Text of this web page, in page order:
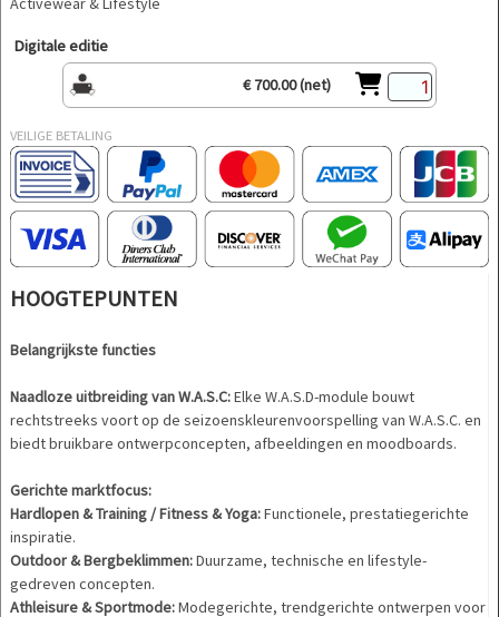
Digitale editie
€ 700.00 (net)
VEILIGE BETALING
HOOGTEPUNTEN
Belangrijkste functies
Naadloze uitbreiding van W.A.S.C:Elke W.A.S.D-module bouwt
rechtstreeks voort op de seizoenskleurenvoorspelling van W.A.S.C. en
biedt bruikbare ontwerpconcepten, afbeeldingen en moodboards.
Gerichte marktfocus:
Hardlopen & Training / Fitness & Yoga:Functionele, prestatiegerichte
inspiratie.
Outdoor & Bergbeklimmen:Duurzame, technische en lifestyle-
gedreven concepten.
Athleisure & Sportmode:Modegerichte, trendgerichte ontwerpen voor